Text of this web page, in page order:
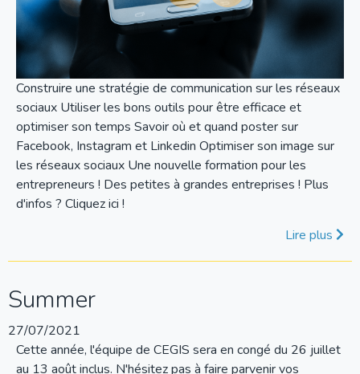
Construire une stratégie de communication sur les réseaux
sociaux Utiliser les bons outils pour être efficace et
optimiser son temps Savoir où et quand poster sur
Facebook, Instagram et Linkedin Optimiser son image sur
les réseaux sociaux Une nouvelle formation pour les
entrepreneurs ! Des petites à grandes entreprises ! Plus
d'infos ? Cliquez ici !
Lire plus
Summer
27/07/2021
Cette année, l'équipe de CEGIS sera en congé du 26 juillet
au 13 août inclus. N'hésitez pas à faire parvenir vos